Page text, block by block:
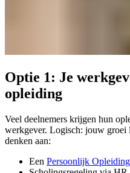
Optie 1: Je
opleiding
Veel deelnemers krijgen hun
werkgever. Logisch: jouw groei
denken aan:
Een Persoonlijk